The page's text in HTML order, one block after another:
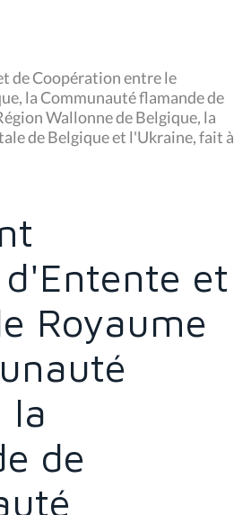
de Coopération entre le
la Communauté flamande de
Wallonne de Belgique, la
de Belgique et l'Ukraine, fait à
et
Royaume
la
de